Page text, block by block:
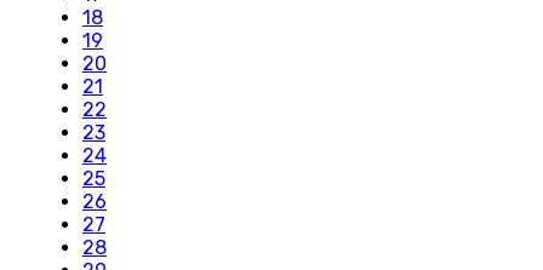
18
19
20
21
22
23
24
25
26
27
28